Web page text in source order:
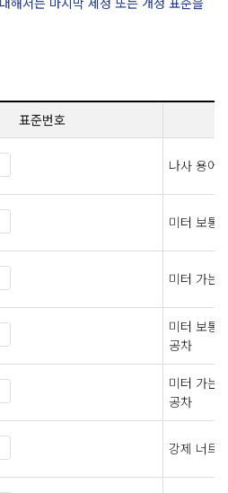
표준번호
나사 용어
미터 보통
미터 가는
미터 보통
공차
미터 가는
공차
강제 너트